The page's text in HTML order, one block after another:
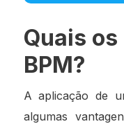
Quais
BPM?
A aplicação de
algumas